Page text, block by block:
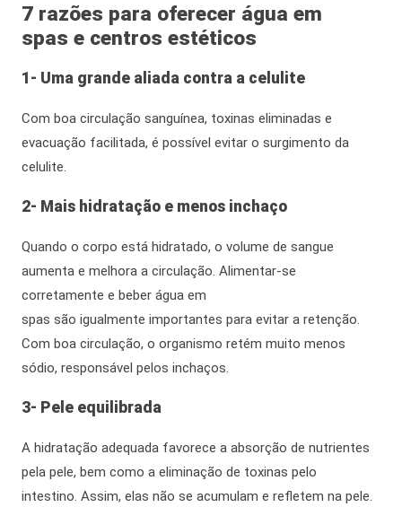
7 razões para oferecer água em
spas e centros estéticos
1- Uma grande aliada contra a celulite
Com boa circulação sanguínea, toxinas eliminadas e
evacuação facilitada, é possível evitar o surgimento da
celulite.
2- Mais hidratação e menos inchaço
Quando o corpo está hidratado, o volume de sangue
aumenta e melhora a circulação. Alimentar-se
corretamente e beber água em
spas são igualmente importantes para evitar a retenção.
Com boa circulação, o organismo retém muito menos
sódio, responsável pelos inchaços.
3- Pele equilibrada
A hidratação adequada favorece a absorção de nutrientes
pela pele, bem como a eliminação de toxinas pelo
intestino. Assim, elas não se acumulam e refletem na pele.